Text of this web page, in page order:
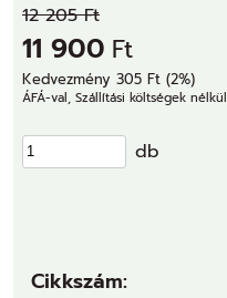
12 205 Ft
11 900 Ft
Kedvezmény 305 Ft (2%)
ÁFÁ-val, Szállítási költségek nélkül
db
Cikkszám: